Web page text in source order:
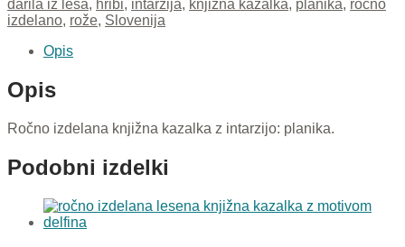
darila iz lesa, hribi, intarzija, knjižna kazalka, planika, ročno
izdelano, rože, Slovenija
Opis
Opis
Ročno izdelana knjižna kazalka z intarzijo: planika.
Podobni izdelki